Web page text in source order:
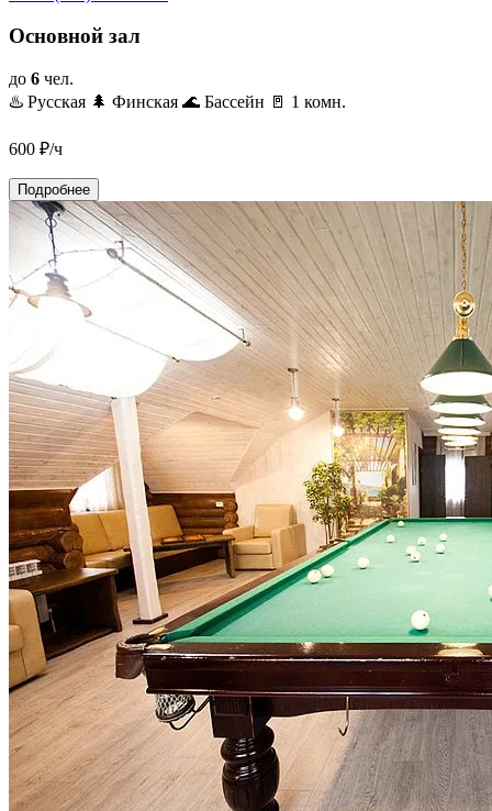
Основной зал
до 6 чел.
♨️ Русская 🌲 Финская 🌊 Бассейн 🚪 1 комн.
600 ₽/ч
Подробнее